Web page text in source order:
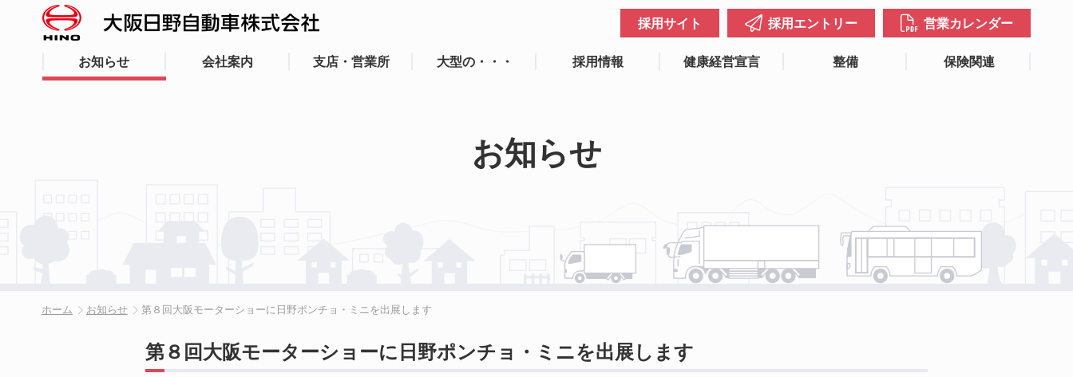
お知らせ 会社案内 支店・営業所 大型の・・・ 採用情報 健康経営宣言 整備 保険関連
採用サイト 採用エントリー 営業カレンダー
お知らせ
ホーム お知らせ 第８回大阪モーターショーに日野ポンチョ・ミニを出展します
第８回大阪モーターショーに日野ポンチョ・ミニを出展します